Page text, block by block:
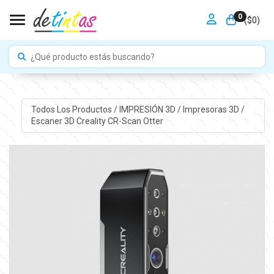
0 ($0)
Toggle navigation
Todos Los Productos / IMPRESIÓN 3D / Impresoras 3D /
Escaner 3D Creality CR-Scan Otter